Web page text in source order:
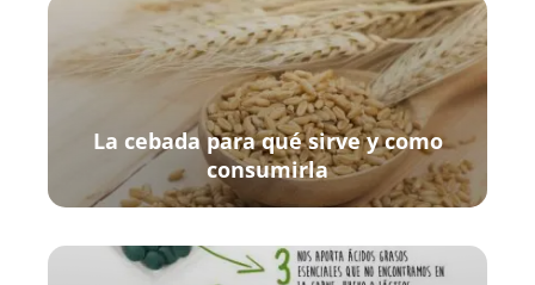
La cebada para qué sirve y como
consumirla